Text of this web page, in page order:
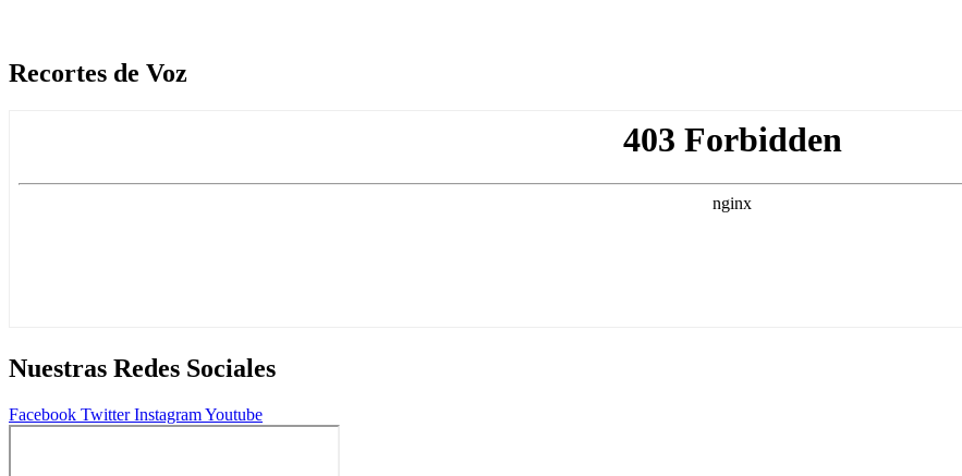
Recortes de Voz
Nuestras Redes Sociales
Facebook Twitter InstagramYoutube